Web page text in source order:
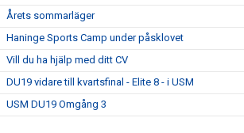
Årets sommarläger
Haninge Sports Camp under påsklovet
Vill du ha hjälp med ditt CV
DU19 vidare till kvartsfinal - Elite 8 - i USM
USM DU19 Omgång 3